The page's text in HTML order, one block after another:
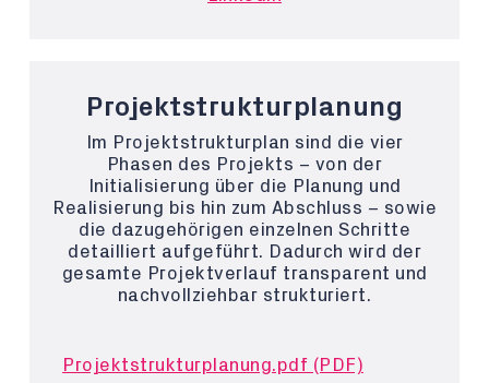
Projektstrukturplanung
Im Projektstrukturplan sind die vier
Phasen des Projekts – von der
Initialisierung über die Planung und
Realisierung bis hin zum Abschluss – sowie
die dazugehörigen einzelnen Schritte
detailliert aufgeführt. Dadurch wird der
gesamte Projektverlauf transparent und
nachvollziehbar strukturiert.
Projektstrukturplanung.pdf (PDF)